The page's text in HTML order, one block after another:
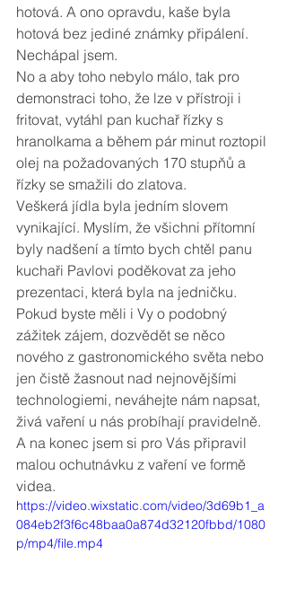
hotová. A ono opravdu, kaše byla
hotová bez jediné známky připálení.
Nechápal jsem.
No a aby toho nebylo málo, tak pro
demonstraci toho, že lze v přístroji i
fritovat, vytáhl pan kuchař řízky s
hranolkama a během pár minut roztopil
olej na požadovaných 170 stupňů a
řízky se smažili do zlatova.
Veškerá jídla byla jedním slovem
vynikající. Myslím, že všichni přítomní
byly nadšení a tímto bych chtěl panu
kuchaři Pavlovi poděkovat za jeho
prezentaci, která byla na jedničku.
Pokud byste měli i Vy o podobný
zážitek zájem, dozvědět se něco
nového z gastronomického světa nebo
jen čistě žasnout nad nejnovějšími
technologiemi, neváhejte nám napsat,
živá vaření u nás probíhají pravidelně.
A na konec jsem si pro Vás připravil
malou ochutnávku z vaření ve formě
videa.
https://video.wixstatic.com/video/3d69b1_a
084eb2f3f6c48baa0a874d32120fbbd/1080
p/mp4/file.mp4